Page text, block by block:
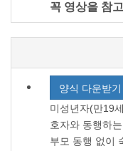
꼭 영상을 참
양식 다운받기
미성년자(만19
호자와 동행하
부모 동행 없이